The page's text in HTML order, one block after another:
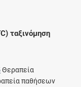
ταξινόμηση
Θεραπεία
παθήσεων